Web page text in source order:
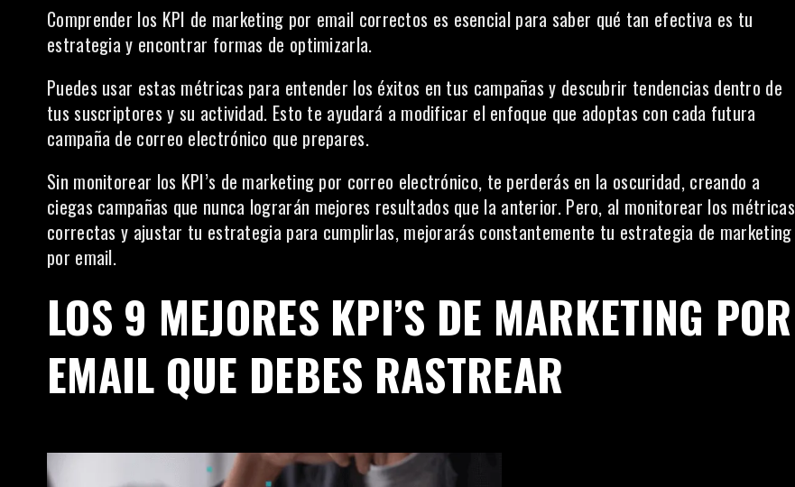
Comprender los KPI de marketing por email correctos es esencial para saber qué tan efectiva es tu
estrategia y encontrar formas de optimizarla.
Puedes usar estas métricas para entender los éxitos en tus campañas y descubrir tendencias dentro de
tus suscriptores y su actividad. Esto te ayudará a modificar el enfoque que adoptas con cada futura
campaña de correo electrónico que prepares.
Sin monitorear los KPI’s de marketing por correo electrónico, te perderás en la oscuridad, creando a
ciegas campañas que nunca lograrán mejores resultados que la anterior. Pero, al monitorear los métricas
correctas y ajustar tu estrategia para cumplirlas, mejorarás constantemente tu estrategia de marketing
por email.
LOS 9 MEJORES KPI’S DE MARKETING POR
EMAIL QUE DEBES RASTREAR